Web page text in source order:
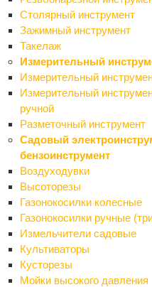
Столярный инструмент
Зажимный инструмент
Такелаж
Измерительный
Измерительный
Измерительный
ручной
Разметочный инструмент
Садовый
бензоинструмент
Воздуходувки
Высоторезы
Газонокосилки колесные
Газонокосилки ручные
Измельчители садовые
Культиваторы
Кусторезы
Мойки высокого давления
Информация
Контакты
Гарантия на товар
Реквизиты
Политика
Помощь
Условия доставки
Гарантия на товар
Вопрос-ответ
+7
г. Сочи, ул.